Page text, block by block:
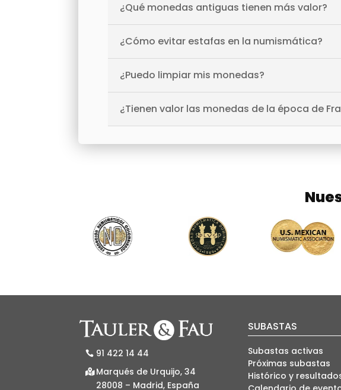
¿Qué monedas antiguas tienen más valor?
¿Cómo evitar estafas en la numismática?
¿Puedo limpiar mis monedas?
¿Tienen valor las monedas de la época de
91 422 14 44
Marqués de Urquijo, 34
28008 – Madrid, España
SUBASTAS
Subastas activas
Próximas subastas
Histórico y